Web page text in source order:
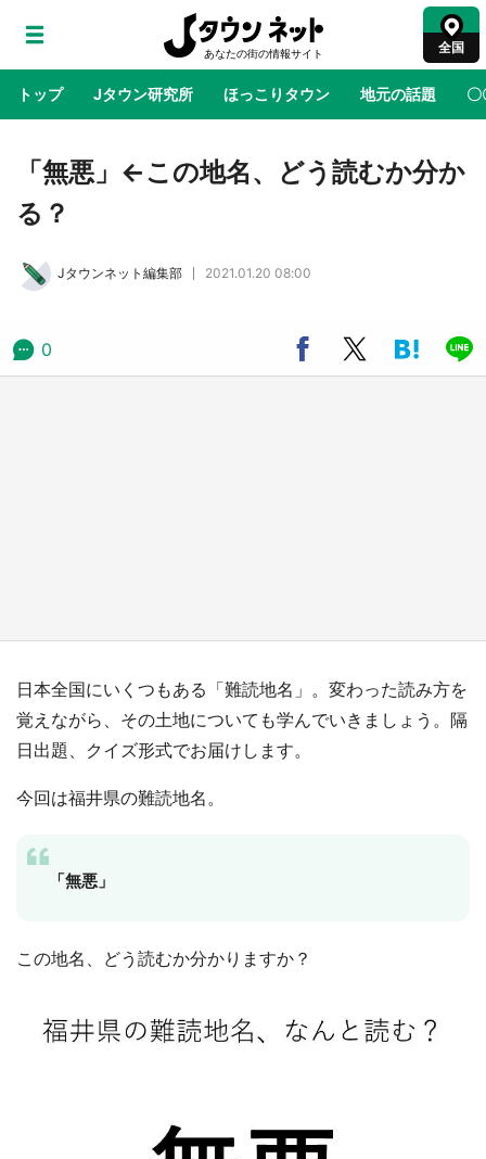
全国
トップ Jタウン研究所 ほっこりタウン 地元の話題 〇
地域×二次元 絶景 あの時はありがとう 物語がはじ
ラボ 作品の世界観通じて「小児がん」学べる
鳥取・境港「ゲゲゲの妖怪楽園」限定だった鬼
太郎グッズ買える 銀座・博品館TOY PARKへ
「無悪」←この地名、どう読むか分か
る？
Jタウンネット編集部 2021.01.20 08:00
0
日本全国にいくつもある「難読地名」。変わった読み方を
覚えながら、その土地についても学んでいきましょう。隔
日出題、クイズ形式でお届けします。
今回は福井県の難読地名。
「無悪」
この地名、どう読むか分かりますか？